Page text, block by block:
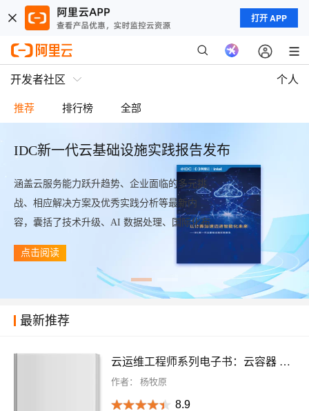
打开 APP
开发者社区 个人
推荐 排行榜 全部
IDC新一代云基础设施实践报告发布
涵盖云服务能力跃升趋势、企业面临的多元挑
战、相应解决方案及优秀实践分析等最新内
容，囊括了技术升级、AI 数据处理、国际化布
点击阅读
最新推荐
云运维工程师系列电子书：云容器 K8S 异常诊断
作者： 杨牧原
8.9